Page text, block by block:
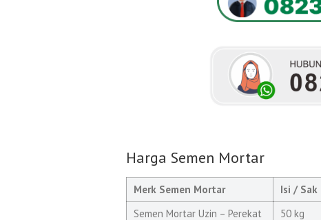
Harga Semen Mortar
Merk Semen Mortar Isi / Sak
Semen Mortar Uzin – Perekat
50 kg